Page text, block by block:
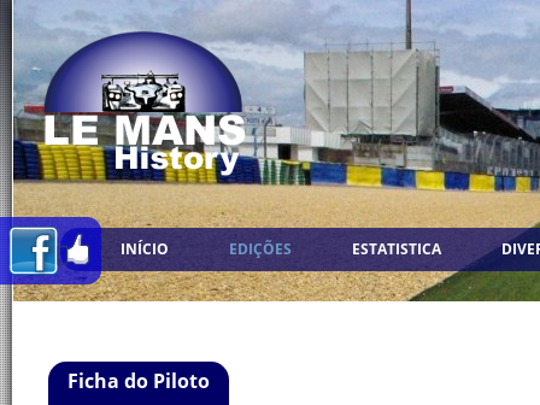
INÍCIO EDIÇÕES ESTATISTICA
Ficha do Piloto